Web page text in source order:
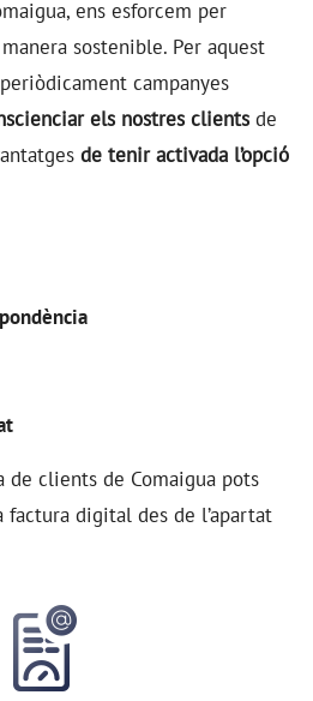
ens esforcem per
sostenible. Per aquest
campanyes
els nostres clients de
de tenir activada l’opció
de clients de Comaigua pots
digital des de l’apartat